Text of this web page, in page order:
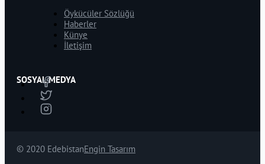
Öykücüler Sözlüğü
Haberler
Künye
İletişim
SOSYAL MEDYA
© 2020 EdebistanEngin Tasarım